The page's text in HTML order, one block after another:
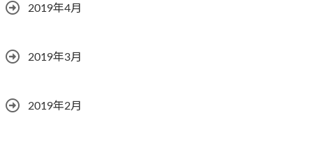
2019年4月
2019年3月
2019年2月